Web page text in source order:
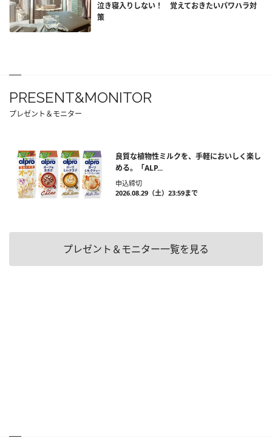
泣き寝入りしない！ 覚えておきたいパワハラ対
策
PRESENT&MONITOR
プレゼント＆モニター
良質な植物性ミルクを、手軽においしく楽し
める。「ALP...
申込締切
2026.08.29（土）23:59まで
プレゼント＆モニター一覧を見る